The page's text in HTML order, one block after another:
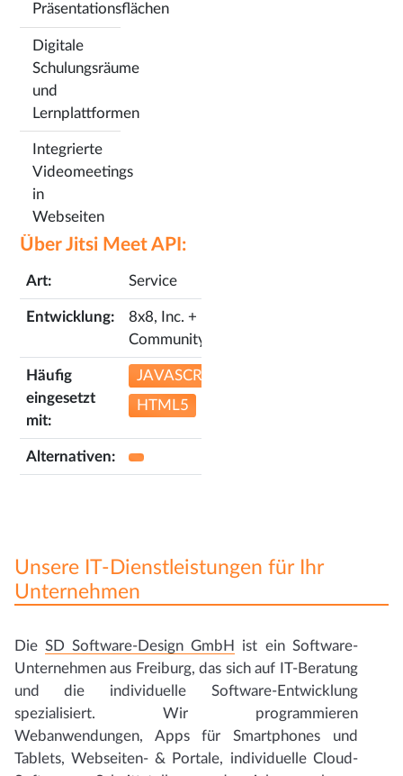
Präsentationsflächen
Digitale
Schulungsräume
und
Lernplattformen
Integrierte
Videomeetings
in
Webseiten
Über Jitsi Meet API:
Art: Service
Entwicklung:
8x8, Inc. +
Community
Häufig
eingesetzt
mit:
JAVASCRIPT
HTML5
Alternativen:
Unsere IT-Dienstleistungen für Ihr
Unternehmen
Die SD Software-Design GmbH
ist ein Software-
Unternehmen aus Freiburg, das sich auf IT-Beratung
und die individuelle Software-Entwicklung
spezialisiert. Wir programmieren
Webanwendungen, Apps für Smartphones und
Tablets, Webseiten- & Portale, individuelle Cloud-